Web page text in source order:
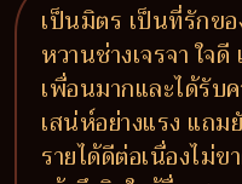
เป็นมิตร เป็นที่รักข
หวานช่างเจรจา ใ
เพื่อนมากและได้รับ
เสน่ห์อย่างแรง แถม
รายได้ดีต่อเนื่องไม่ข